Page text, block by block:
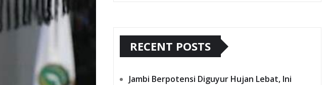
RECENT POSTS
Jambi Berpotensi Diguyur Hujan Lebat, Ini